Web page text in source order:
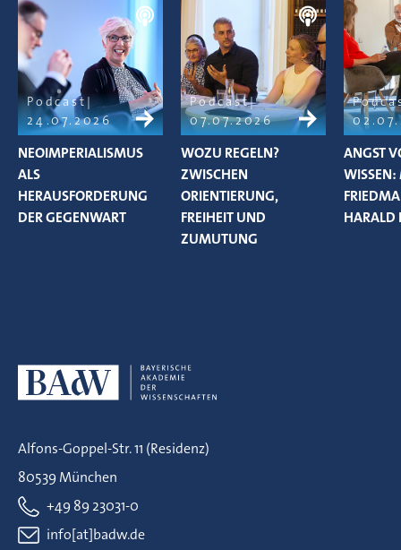
Podcast
24.07.2026
NEOIMPERIALISMUS
ALS
HERAUSFORDERUNG
DER GEGENWART
Podcast
07.07.2026
WOZU REGELN?
ZWISCHEN
ORIENTIERUNG,
FREIHEIT UND
ZUMUTUNG
ANGST
WISSEN:
HARALD
Alfons-Goppel-Str. 11 (Residenz)
80539 München
+49 89 23031-0
info[at]badw.de